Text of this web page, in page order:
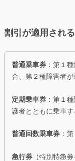
割引が適用され
普通乗車券 ：第１
合、第２種障害者
定期乗車券 ：第１
護者とともに乗車す
普通回数乗車券 ：
急行券 （特別特急